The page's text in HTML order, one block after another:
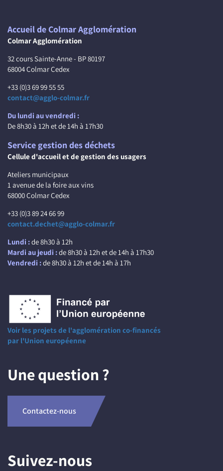
Accueil de Colmar Agglomération
Colmar Agglomération
32 cours Sainte-Anne - BP 80197
68004 Colmar Cedex
+33 (0)3 69 99 55 55
contact@agglo-colmar.fr
Du lundi au vendredi :
De 8h30 à 12h et de 14h à 17h30
Service gestion des déchets
Cellule d'accueil et de gestion des usagers
Ateliers municipaux
1 avenue de la foire aux vins
68000 Colmar Cedex
+33 (0)3 89 24 66 99
contact.dechet@agglo-colmar.fr
Lundi :de 8h30 à 12h
Mardi au jeudi :de 8h30 à 12h et de 14h à 17h30
Vendredi :de 8h30 à 12h et de 14h à 17h
Voir les projets de l'agglomération co-financés
par l'Union européenne
Une question ?
Contactez-nous
Suivez-nous